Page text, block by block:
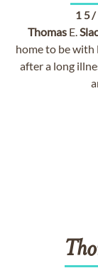
ThomasE.
home to be with
after a long